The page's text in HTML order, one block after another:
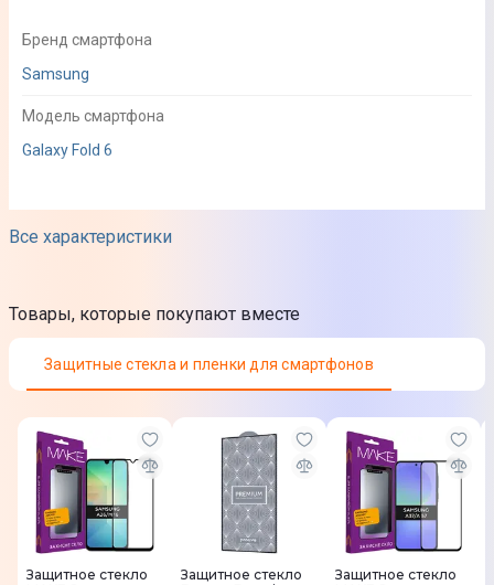
Все характеристики
Бренд смартфона
Samsung
Модель смартфона
Galaxy Fold 6
Дополнительная информация
Цвет
Белый
Особенности
Свободный доступ к кнопкам и портам; Защита от царапин,
сколов и потертостей; Минималистичный дизайн
Юридическая информация
Товар может отличаться от представленного на фото,
Товары, которые покупают вместе
Защитные стекла и пленки для смартфонов
Защитное стекло
Защитное стекло
Защитное стекло